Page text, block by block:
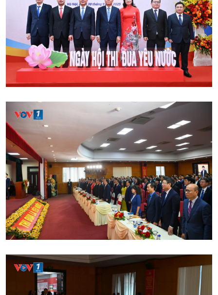
Podcast
Góc nhìn VOV1
Bình luận
10 phút Sự kiện - Luận bàn
Câu chuyện thời sự
Đối thoại
Diễn đàn chủ nhật
Chuyện đêm